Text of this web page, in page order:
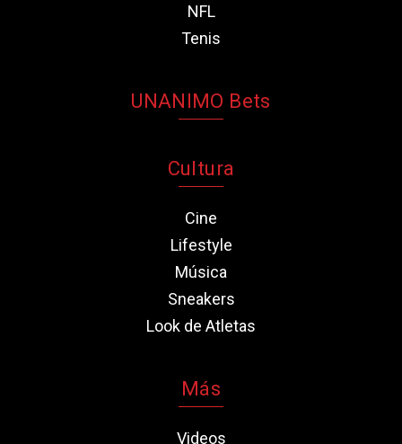
NFL
Tenis
UNANIMO Bets
Cultura
Cine
Lifestyle
Música
Sneakers
Look de Atletas
Más
Videos